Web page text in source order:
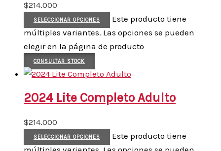
$214.000
SELECCIONAR OPCIONES
Este producto tiene
múltiples variantes. Las opciones se pueden
elegir en la página de producto
CONSULTAR STOCK
2024 Lite Completo Adulto
$214.000
SELECCIONAR OPCIONES
Este producto tiene